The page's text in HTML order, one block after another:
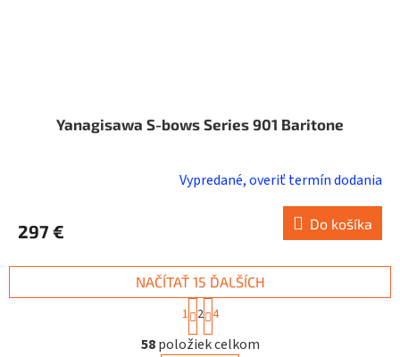
Yanagisawa S-bows Series 901 Baritone
Vypredané, overiť termín dodania
297 € Do košíka
O
v
NAČÍTAŤ 15 ĎALŠÍCH
t
r
á
1 2 4
58položiek celkom